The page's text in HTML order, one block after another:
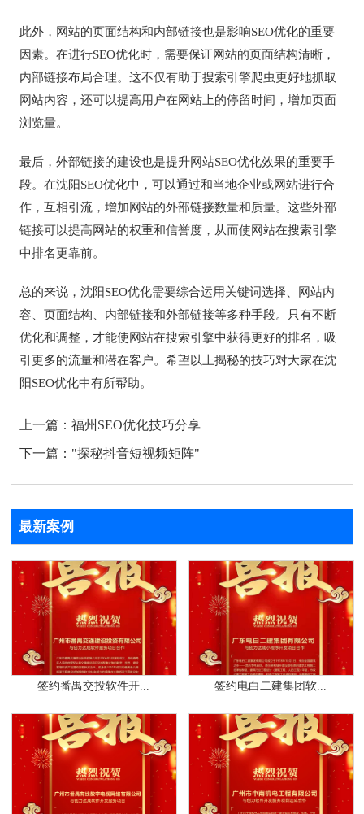
此外，网站的页面结构和内部链接也是影响SEO优化的重要
因素。在进行SEO优化时，需要保证网站的页面结构清晰，
内部链接布局合理。这不仅有助于搜索引擎爬虫更好地抓取
网站内容，还可以提高用户在网站上的停留时间，增加页面
浏览量。
最后，外部链接的建设也是提升网站SEO优化效果的重要手
段。在沈阳SEO优化中，可以通过和当地企业或网站进行合
作，互相引流，增加网站的外部链接数量和质量。这些外部
链接可以提高网站的权重和信誉度，从而使网站在搜索引擎
中排名更靠前。
总的来说，沈阳SEO优化需要综合运用关键词选择、网站内
容、页面结构、内部链接和外部链接等多种手段。只有不断
优化和调整，才能使网站在搜索引擎中获得更好的排名，吸
引更多的流量和潜在客户。希望以上揭秘的技巧对大家在沈
阳SEO优化中有所帮助。
上一篇：福州SEO优化技巧分享
下一篇： "探秘抖音短视频矩阵"
最新案例
签约番禺交投软件开... 签约电白二建集团软...